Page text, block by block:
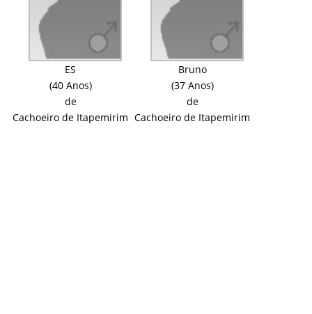
ES
(40 Anos)
de
Cachoeiro de Itapemirim
Bruno
(37 Anos)
de
Cachoeiro de Itapemirim